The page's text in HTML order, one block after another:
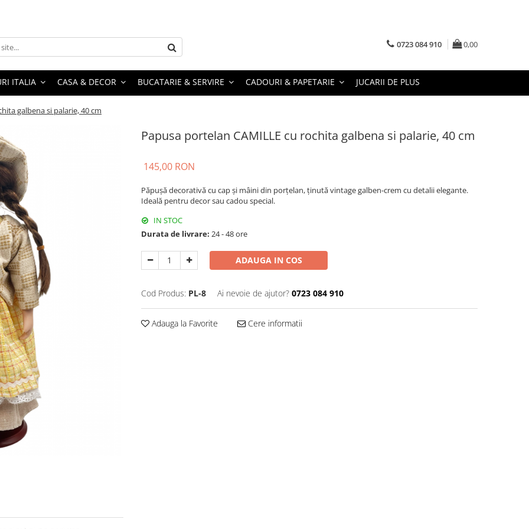
0723 084 910 0,00
ITALIA CASA & DECOR BUCATARIE & SERVIRE CADOURI & PAPETARIE JUCARII DE PLUS
galbena si palarie, 40 cm
Papusa portelan CAMILLE cu rochita galbena si palarie, 40 cm
145,00 RON
Păpușă decorativă cu cap și mâini din porțelan, ținută vintage galben-crem cu detalii elegante.
Ideală pentru decor sau cadou special.
IN STOC
Durata de livrare: 24 - 48 ore
ADAUGA IN COS
Cod Produs: PL-8 Ai nevoie de ajutor? 0723 084 910
Adauga la Favorite Cere informatii